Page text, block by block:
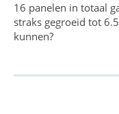
16 panelen in totaal
straks gegroeid tot
kunnen?